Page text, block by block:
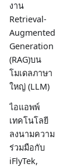
งาน
Retrieval-
Augmented
Generation
(RAG)บน
โมเดลภาษา
ใหญ่ (LLM)
ไอแอพพ์
เทคโนโลยี
ลงนามความ
ร่วมมือกับ
iFlyTek,